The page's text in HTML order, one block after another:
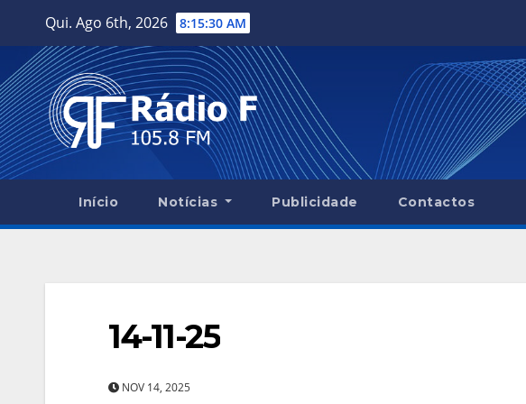
content
Qui. Ago 6th, 2026 8:15:31 AM
Início Notícias Publicidade Contactos
14-11-25
NOV 14, 2025